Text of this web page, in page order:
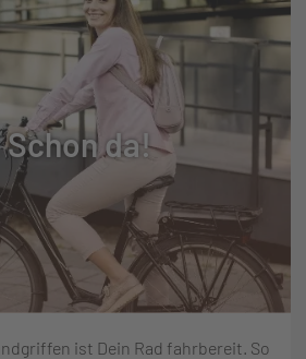
Schon da!
ist Dein Rad fahrbereit. So